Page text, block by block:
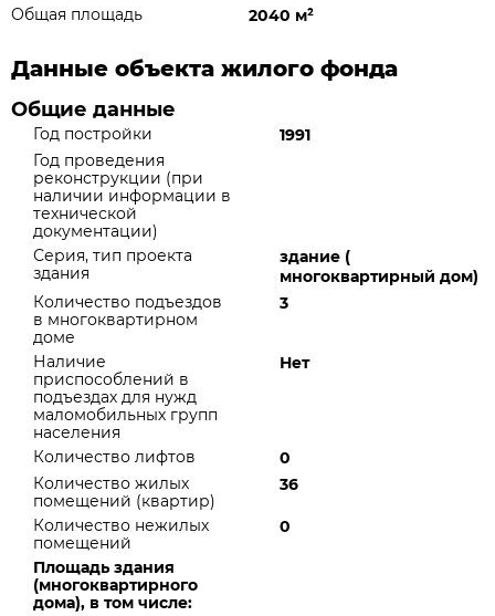
Общая площадь
2040 м²
Данные объекта жилого фонда
Общие данные
Год постройки
1991
Год проведения
реконструкции (при
наличии информации в
технической
документации)
Серия, тип проекта
здания
здание (
многоквартирный дом)
Количество подъездов
в многоквартирном
доме
3
Наличие
приспособлений в
подъездах для нужд
маломобильных групп
населения
Нет
Количество лифтов
0
Количество жилых
помещений (квартир)
36
Количество нежилых
помещений
0
Площадь здания
(многоквартирного
дома), в том числе: